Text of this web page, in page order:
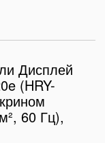
Дисплей
(HRY-
60 Гц),